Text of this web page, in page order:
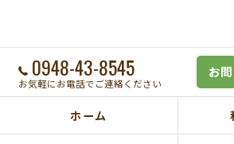
0948-43-8545
お気軽にお電話でご連絡ください
お
ホーム